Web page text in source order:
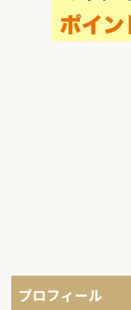
プロフィール